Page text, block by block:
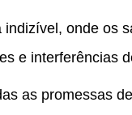
onde os
e interferências
as promessas